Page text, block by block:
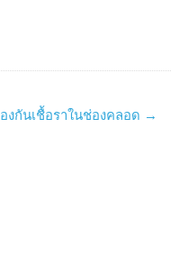
งกันเชื้อราในช่องคลอด →